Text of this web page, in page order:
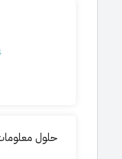
حلول معلومات